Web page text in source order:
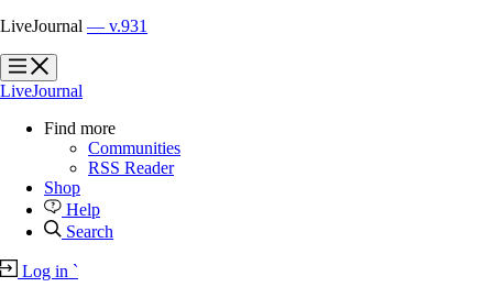
LiveJournal — v.931
?
?
LiveJournal
Find more
Communities
RSS Reader
Shop
Help
Search
Log in `